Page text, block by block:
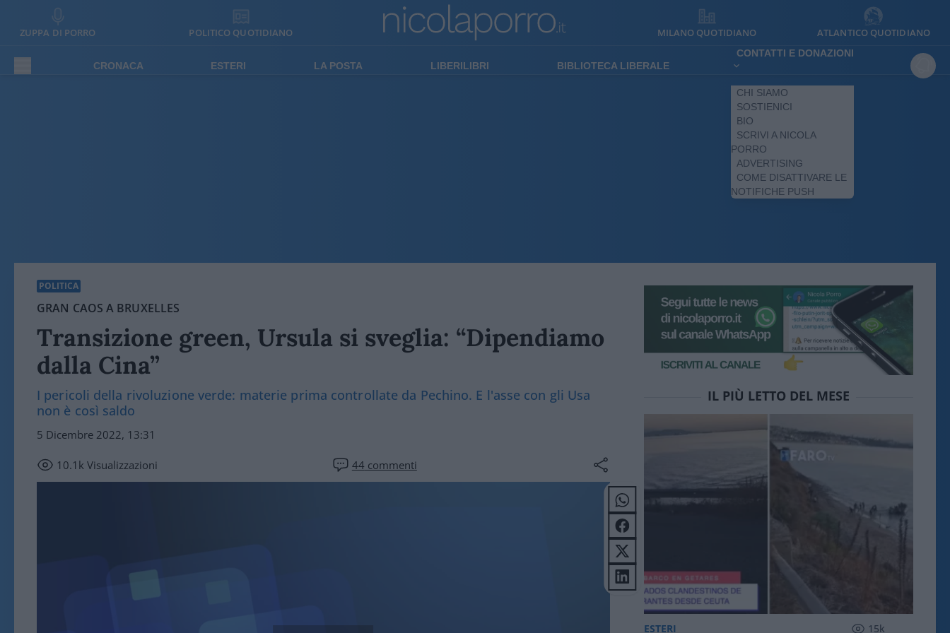
ZUPPA DI PORRO POLITICO QUOTIDIANO MILANO QUOTIDIANO ATLANTICO QUOTIDIANO
CRONACA ESTERI LA POSTA LIBERILIBRI BIBLIOTECA LIBERALE
CONTATTI E DONAZIONI
CHI SIAMO
SOSTIENICI
BIO
SCRIVI A NICOLA
PORRO
ADVERTISING
COME DISATTIVARE LE
NOTIFICHE PUSH
POLITICA
GRAN CAOS A BRUXELLES
Transizione green, Ursula si sveglia: “Dipendiamo
dalla Cina”
I pericoli della rivoluzione verde: materie prima controllate da Pechino. E l'asse con gli Usa
non è così saldo
5 Dicembre 2022, 13:31
10.1k Visualizzazioni 44 commenti
IL PIÙ LETTO DEL MESE
ESTERI 15k